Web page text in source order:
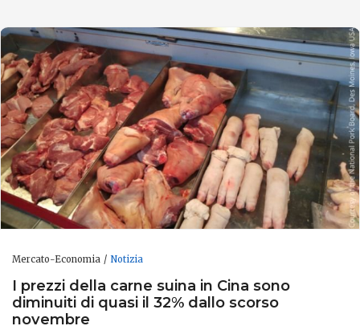
Mercato-Economia Notizia
I prezzi della carne suina in Cina sono
diminuiti di quasi il 32% dallo scorso
novembre